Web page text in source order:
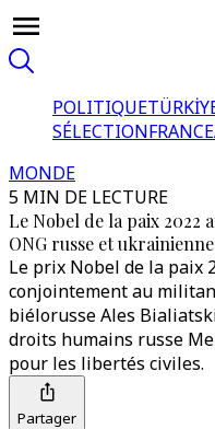
POLITIQUE
SÉLECTIONFRANCE
MONDE
5 MIN DE LECTURE
Le Nobel de la paix 2022
ONG russe et ukrainienne
Le prix Nobel de la paix
conjointement au
biélorusse Ales
droits humains russe
pour les libertés civiles.
Partager